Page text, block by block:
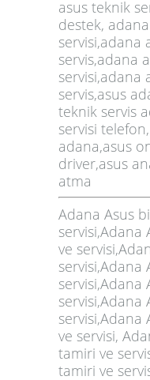
asus teknik
destek,
servisi,adana
servis,adana
servisi,adana
servis,asus
teknik servis
servisi
adana,asus
driver,asus
atma
Adana Asus
ve
servisi,Adana
servisi,Adana
servisi,Adana
ve servisi,
tamiri ve
tamiri ve